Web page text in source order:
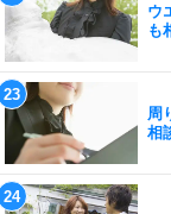
ウ
も
周
相